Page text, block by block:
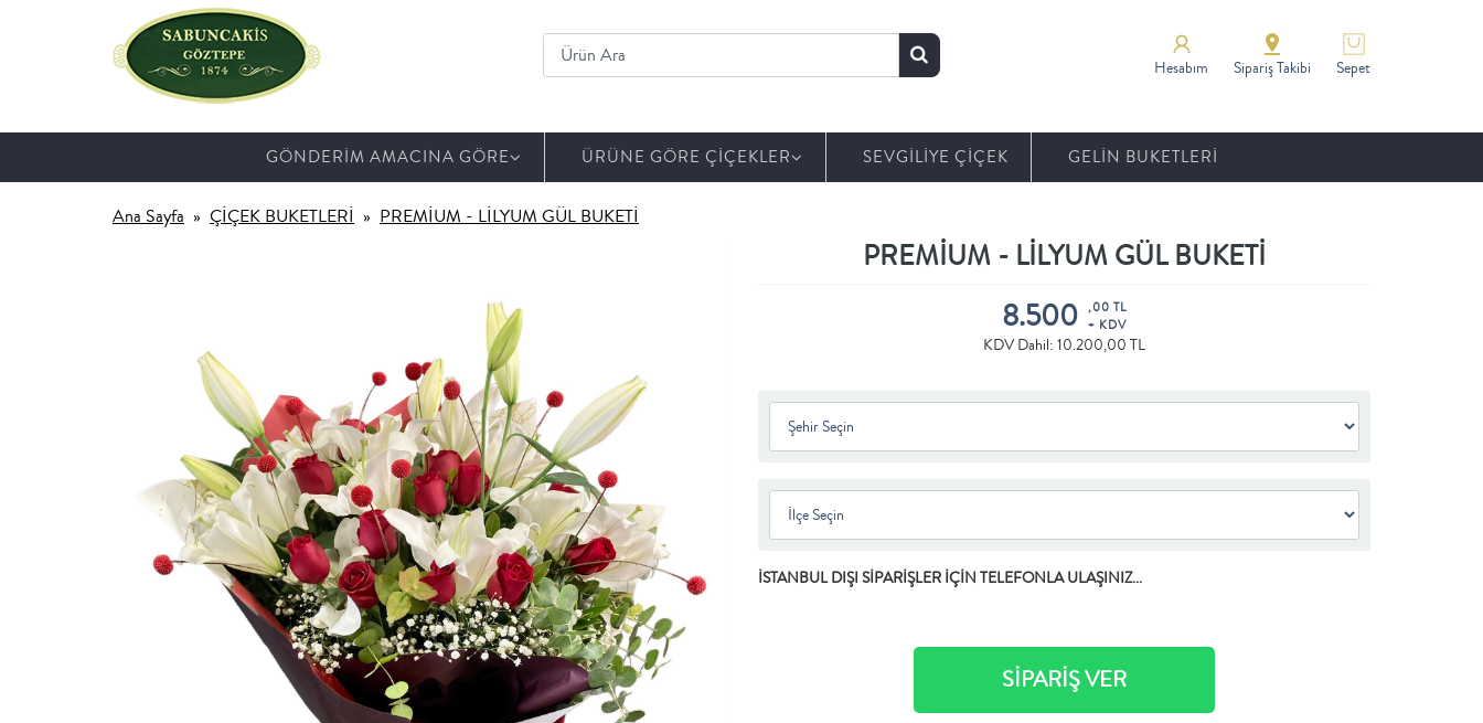
Hesabım Sipariş Takibi Sepet
GÖNDERİM AMACINA GÖRE ÜRÜNE GÖRE ÇİÇEKLER SEVGİLİYE ÇİÇEK GELİN BUKETLERİ
Ana Sayfa ÇİÇEK BUKETLERİ PREMİUM - LİLYUM GÜL BUKETİ
PREMİUM - LİLYUM GÜL BUKETİ
8.500 ,00 TL
+ KDV
KDV Dahil: 10.200,00 TL
İSTANBUL DIŞI SİPARİŞLER İÇİN TELEFONLA ULAŞINIZ...
SİPARİŞ VER